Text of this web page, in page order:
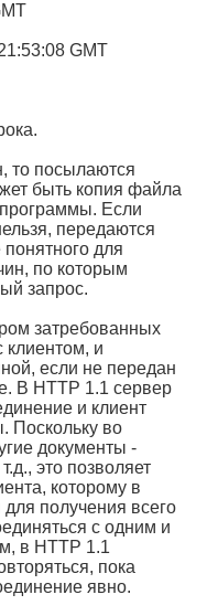
GMT
то посылаются
быть копия файла
Если
передаются
для
по которым
запрос.
затребованных
клиентом, и
если не передан
В HTTP 1.1 сервер
и клиент
Поскольку во
документы -
это позволяет
которому в
получения всего
с одним и
в HTTP 1.1
пока
явно.